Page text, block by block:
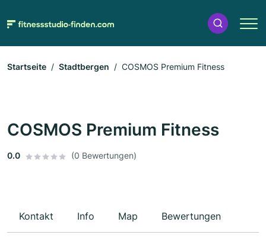
Startseite Stadtbergen COSMOS Premium Fitness
COSMOS Premium Fitness
0.0 (0 Bewertungen)
Kontakt Info Map Bewertungen